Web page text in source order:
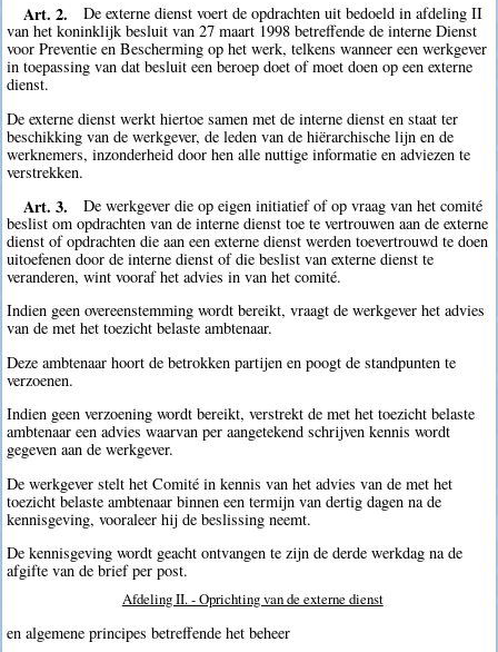
Art. 2.
De externe dienst voert de opdrachten uit bedoeld in afdeling II
van het koninklijk besluit van 27 maart 1998 betreffende de interne Dienst
voor Preventie en Bescherming op het werk, telkens wanneer een werkgever
in toepassing van dat besluit een beroep doet of moet doen op een externe
dienst.
De externe dienst werkt hiertoe samen met de interne dienst en staat ter
beschikking van de werkgever, de leden van de hiërarchische lijn en de
werknemers, inzonderheid door hen alle nuttige informatie en adviezen te
verstrekken.
Art. 3.
De werkgever die op eigen initiatief of op vraag van het comité
beslist om opdrachten van de interne dienst toe te vertrouwen aan de externe
dienst of opdrachten die aan een externe dienst werden toevertrouwd te doen
uitoefenen door de interne dienst of die beslist van externe dienst te
veranderen, wint vooraf het advies in van het comité.
Indien geen overeenstemming wordt bereikt, vraagt de werkgever het advies
van de met het toezicht belaste ambtenaar.
Deze ambtenaar hoort de betrokken partijen en poogt de standpunten te
verzoenen.
Indien geen verzoening wordt bereikt, verstrekt de met het toezicht belaste
ambtenaar een advies waarvan per aangetekend schrijven kennis wordt
gegeven aan de werkgever.
De werkgever stelt het Comité in kennis van het advies van de met het
toezicht belaste ambtenaar binnen een termijn van dertig dagen na de
kennisgeving, vooraleer hij de beslissing neemt.
De kennisgeving wordt geacht ontvangen te zijn de derde werkdag na de
afgifte van de brief per post.
Afdeling II. - Oprichting van de externe dienst
en algemene principes betreffende het beheer